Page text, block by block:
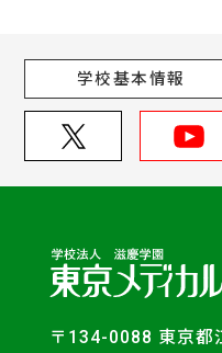
学校基本情報
〒134-0088 東京都